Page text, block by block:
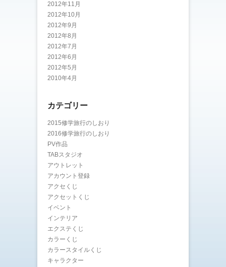
2012年11月
2012年10月
2012年9月
2012年8月
2012年7月
2012年6月
2012年5月
2010年4月
カテゴリー
2015修学旅行のしおり
2016修学旅行のしおり
PV作品
TABスタジオ
アウトレット
アカウント登録
アクセくじ
アクセットくじ
イベント
インテリア
エクステくじ
カラーくじ
カラースタイルくじ
キャラクター